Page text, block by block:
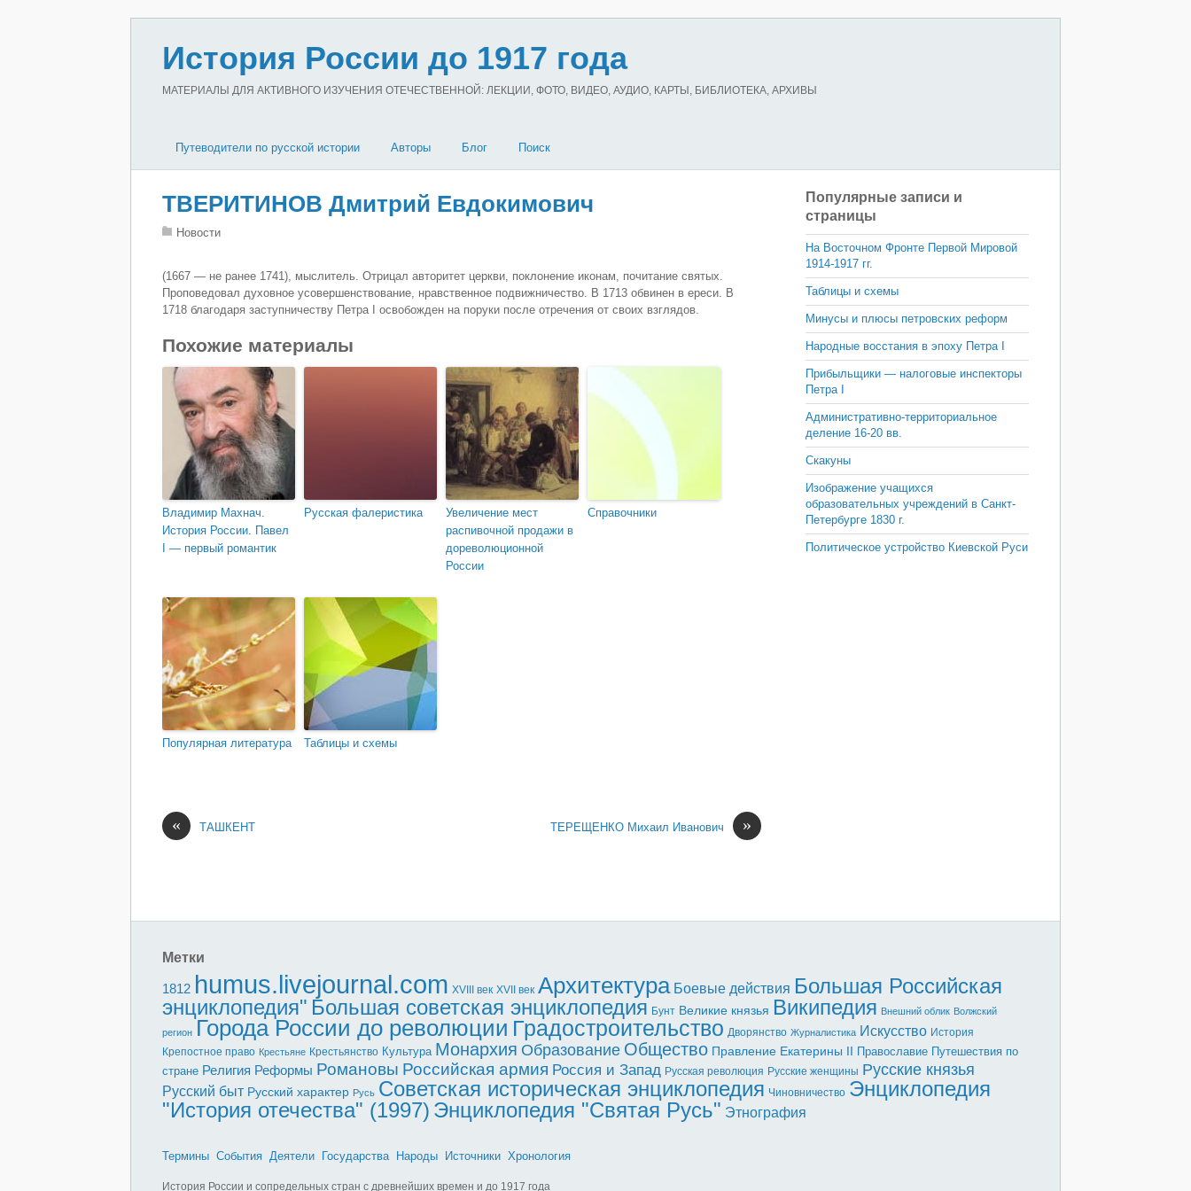
История России до 1917 года
МАТЕРИАЛЫ ДЛЯ АКТИВНОГО ИЗУЧЕНИЯ ОТЕЧЕСТВЕННОЙ: ЛЕКЦИИ, ФОТО, ВИДЕО, АУДИО, КАРТЫ, БИБЛИОТЕКА, АРХИВЫ
Путеводители по русской истории Авторы Блог Поиск
ТВЕРИТИНОВ Дмитрий Евдокимович
Новости
(1667 — не ранее 1741), мыслитель. Отрицал авторитет церкви, поклонение иконам, почитание святых.
Проповедовал духовное усовершенствование, нравственное подвижничество. В 1713 обвинен в ереси. В
1718 благодаря заступничеству Петра I освобожден на поруки после отречения от своих взглядов.
Похожие материалы
Владимир Махнач.
История России. Павел
I — первый романтик
Русская фалеристика
Увеличение мест
распивочной продажи в
дореволюционной
России
Справочники
Популярная литература Таблицы и схемы
« ТАШКЕНТ »
ТЕРЕЩЕНКО Михаил Иванович
Популярные записи и
страницы
На Восточном Фронте Первой Мировой
1914-1917 гг.
Таблицы и схемы
Минусы и плюсы петровских реформ
Народные восстания в эпоху Петра I
Прибыльщики — налоговые инспекторы
Петра I
Административно-территориальное
деление 16-20 вв.
Скакуны
Изображение учащихся
образовательных учреждений в Санкт-
Петербурге 1830 г.
Политическое устройство Киевской Руси
Метки
1812 humus.livejournal.com XVIII век XVII век Архитектура Боевые действия Большая Российская
энциклопедия" Большая советская энциклопедия Бунт Великие князья Википедия Внешний облик Волжский
регион Города России до революции Градостроительство Дворянство Журналистика Искусство История
Крепостное право Крестьяне Крестьянство Культура Монархия Образование Общество Правление Екатерины II Православие Путешествия по
стране Религия Реформы Романовы Российская армия Россия и Запад Русская революция Русские женщины Русские князья
Русский быт Русский характер Русь Советская историческая энциклопедия Чиновничество Энциклопедия
"История отечества" (1997) Энциклопедия "Святая Русь" Этнография
Термины События Деятели Государства Народы Источники Хронология
История России и сопредельных стран с древнейших времен и до 1917 года